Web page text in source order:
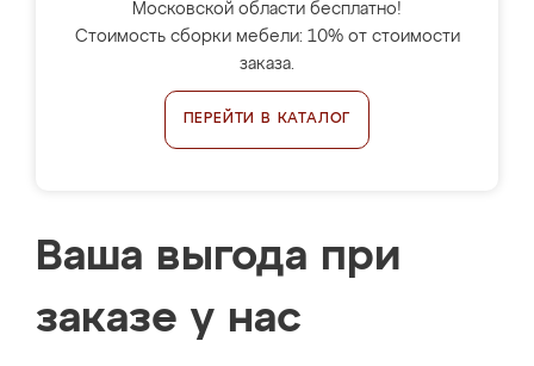
Московской области бесплатно!
Стоимость сборки мебели: 10% от стоимости
заказа.
ПЕРЕЙТИ В КАТАЛОГ
Ваша выгода при
заказе у нас